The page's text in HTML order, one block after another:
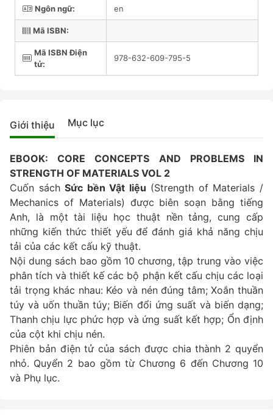
Ngôn ngữ: en
Mã ISBN:
Mã ISBN Điện
tử:
978-632-609-795-5
Giới thiệu Mục lục
EBOOK: CORE CONCEPTS AND PROBLEMS IN
STRENGTH OF MATERIALS VOL 2
Cuốn sáchSức bền Vật liệu (Strength of Materials /
Mechanics of Materials) được biên soạn bằng tiếng
Anh, là một tài liệu học thuật nền tảng, cung cấp
những kiến thức thiết yếu để đánh giá khả năng chịu
tải của các kết cấu kỹ thuật.
Nội dung sách bao gồm 10 chương, tập trung vào việc
phân tích và thiết kế các bộ phận kết cấu chịu các loại
tải trọng khác nhau: Kéo và nén đúng tâm; Xoắn thuần
túy và uốn thuần túy; Biến đổi ứng suất và biến dạng;
Thanh chịu lực phức hợp và ứng suất kết hợp; Ổn định
của cột khi chịu nén.
Phiên bản điện tử của sách được chia thành 2 quyển
nhỏ. Quyển 2 bao gồm từ Chương 6 đến Chương 10
và Phụ lục.